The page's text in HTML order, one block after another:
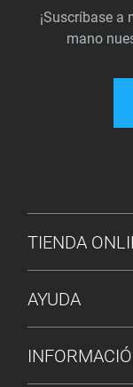
¡Suscríbase a
mano
MENÚ DE PIE
TIENDA
AYUDA